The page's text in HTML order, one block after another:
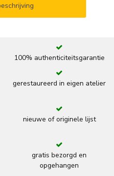
100% authenticiteitsgarantie
gerestaureerd in eigen atelier
nieuwe of originele lijst
gratis bezorgd en
opgehangen